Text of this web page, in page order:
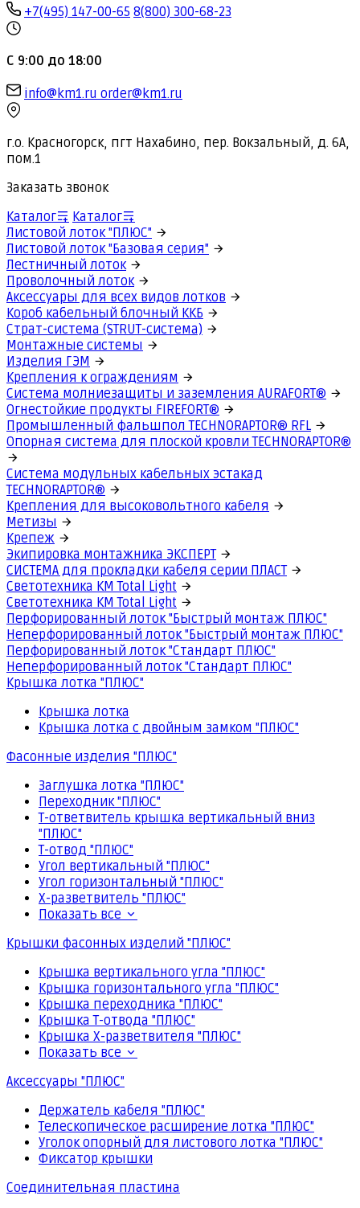
+7(495) 147-00-65 8(800) 300-68-23
С 9:00 до 18:00
info@km1.ru order@km1.ru
г.о. Красногорск, пгт Нахабино, пер. Вокзальный, д. 6А,
пом.1
Заказать звонок
Каталог
Каталог
Листовой лоток "ПЛЮС"
Листовой лоток "Базовая серия"
Лестничный лоток
Проволочный лоток
Аксессуары для всех видов лотков
Короб кабельный блочный ККБ
Страт-система (STRUT-система)
Монтажные системы
Изделия ГЭМ
Крепления к ограждениям
Система молниезащиты и заземления AURAFORT®
Огнестойкие продукты FIREFORT®
Промышленный фальшпол TECHNORAPTOR® RFL
Опорная система для плоской кровли TECHNORAPTOR®
Система модульных кабельных эстакад
TECHNORAPTOR®
Крепления для высоковольтного кабеля
Метизы
Крепеж
Экипировка монтажника ЭКСПЕРТ
СИСТЕМА для прокладки кабеля серии ПЛАСТ
Светотехника КМ Total Light
Светотехника КМ Total Light
Перфорированный лоток "Быстрый монтаж ПЛЮС"
Неперфорированный лоток "Быстрый монтаж ПЛЮС"
Перфорированный лоток "Стандарт ПЛЮС"
Неперфорированный лоток "Стандарт ПЛЮС"
Крышка лотка "ПЛЮС"
Крышка лотка
Крышка лотка с двойным замком "ПЛЮС"
Фасонные изделия "ПЛЮС"
Заглушка лотка "ПЛЮС"
Переходник "ПЛЮС"
Т-ответвитель крышка вертикальный вниз
"ПЛЮС"
Т-отвод "ПЛЮС"
Угол вертикальный "ПЛЮС"
Угол горизонтальный "ПЛЮС"
Х-разветвитель "ПЛЮС"
Показать все
Крышки фасонных изделий "ПЛЮС"
Крышка вертикального угла "ПЛЮС"
Крышка горизонтального угла "ПЛЮС"
Крышка переходника "ПЛЮС"
Крышка Т-отвода "ПЛЮС"
Крышка Х-разветвителя "ПЛЮС"
Показать все
Аксессуары "ПЛЮС"
Держатель кабеля "ПЛЮС"
Телескопическое расширение лотка "ПЛЮС"
Уголок опорный для листового лотка "ПЛЮС"
Фиксатор крышки
Соединительная пластина